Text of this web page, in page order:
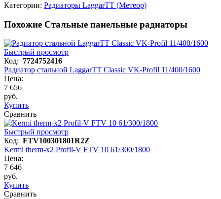
Категории: Радиаторы LaggarTT (Метеор)
Похожие Стальные панельные радиаторы
Быстрый просмотр
Код: 7724752416
Радиатор стальной LaggarTT Classic VK-Profil 11/400/1600
Цена:
7 656
руб.
Купить
Сравнить
Быстрый просмотр
Код: FTV100301801R2Z
Kermi therm-x2 Profil-V FTV 10 61/300/1800
Цена:
7 646
руб.
Купить
Сравнить